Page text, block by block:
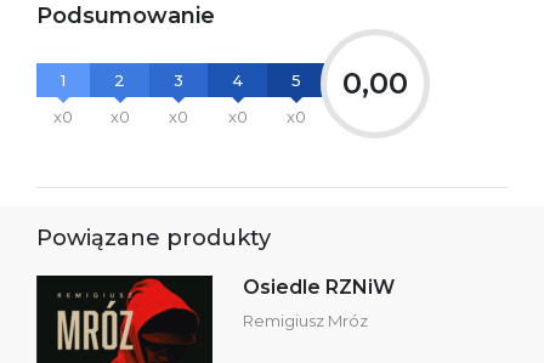
Podsumowanie
1
x0
2
x0
3
x0
4
x0
5
x0
0,00
Powiązane produkty
Osiedle RZNiW
Remigiusz Mróz